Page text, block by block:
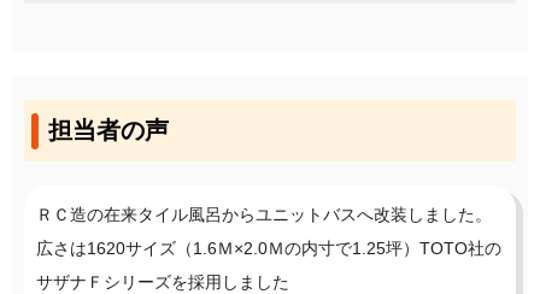
担当者の声
ＲＣ造の在来タイル風呂からユニットバスへ改装しました。
広さは1620サイズ（1.6Ｍ×2.0Ｍの内寸で1.25坪）TOTO社の
サザナＦシリーズを採用しました